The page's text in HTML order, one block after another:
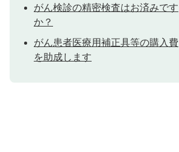
がん検診の精密検査はお済みです
か？
がん患者医療用補正具等の購入費
を助成します